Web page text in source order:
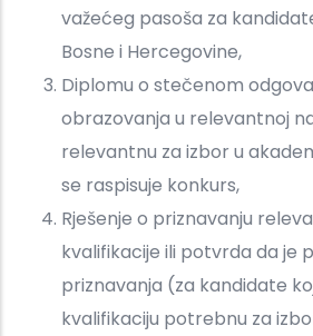
važećeg pasoša za
Bosne i Hercegovine,
Diplomu o stečenom
obrazovanja u relevantnoj
relevantnu za izbor u
se raspisuje konkurs,
Rješenje o priznavanju
kvalifikacije ili potvrda da je
priznavanja (za kandidate
kvalifikaciju potrebnu za